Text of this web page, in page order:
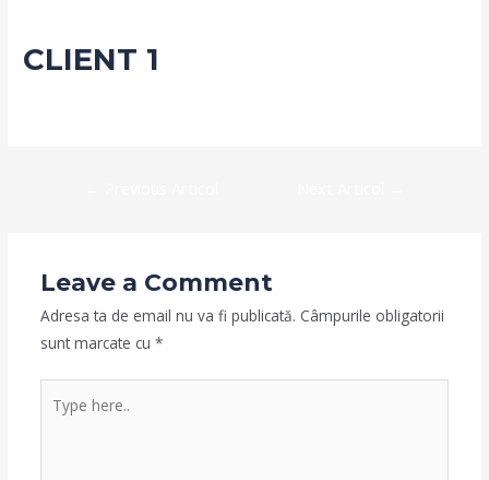
CLIENT 1
Leave a Comment
Adresa ta de email nu va fi publicată. Câmpurile obligatorii
sunt marcate cu *
here..